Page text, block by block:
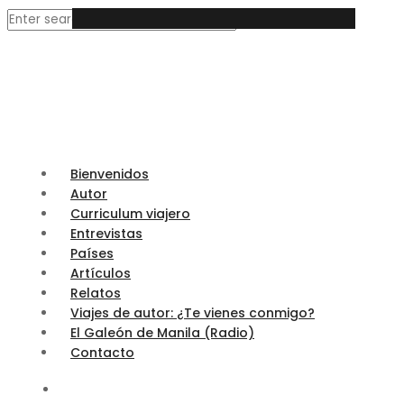
Bienvenidos
Autor
Curriculum viajero
Entrevistas
Países
Artículos
Relatos
Viajes de autor: ¿Te vienes conmigo?
El Galeón de Manila (Radio)
Contacto